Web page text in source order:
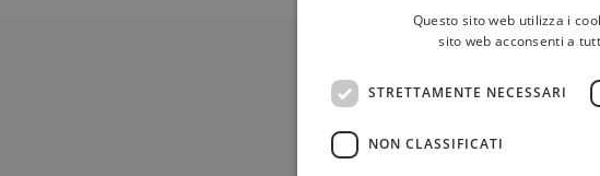
Questo sito web utilizza i
sito web acconsenti a
STRETTAMENTE NECESSARI
NON CLASSIFICATI